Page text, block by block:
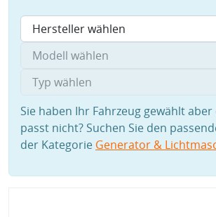
Sie haben Ihr Fahrzeug gewählt
passt nicht? Suchen Sie den
der Kategorie Generator &